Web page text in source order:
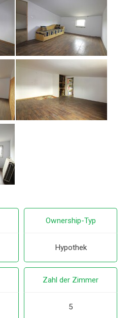
Ownership-Typ
Hypothek
Zahl der Zimmer
5